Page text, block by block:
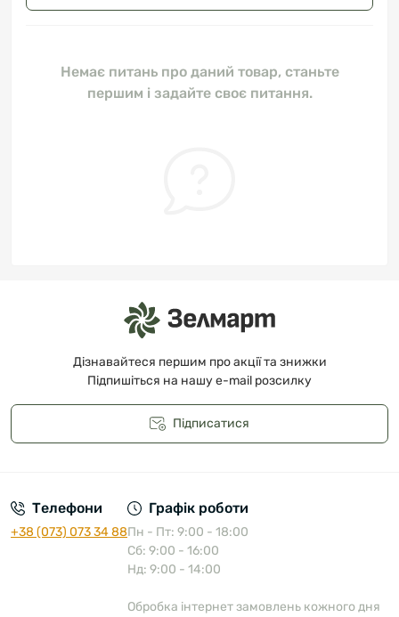
Немає питань про даний товар, станьте
першим і задайте своє питання.
Дізнавайтеся першим про акції та знижки
Підпишіться на нашу e-mail розсилку
Підписатися
Телефони
+38 (073) 073 34 88
Графік роботи
Пн - Пт: 9:00 - 18:00
Сб: 9:00 - 16:00
Нд: 9:00 - 14:00
Обробка інтернет замовлень кожного дня